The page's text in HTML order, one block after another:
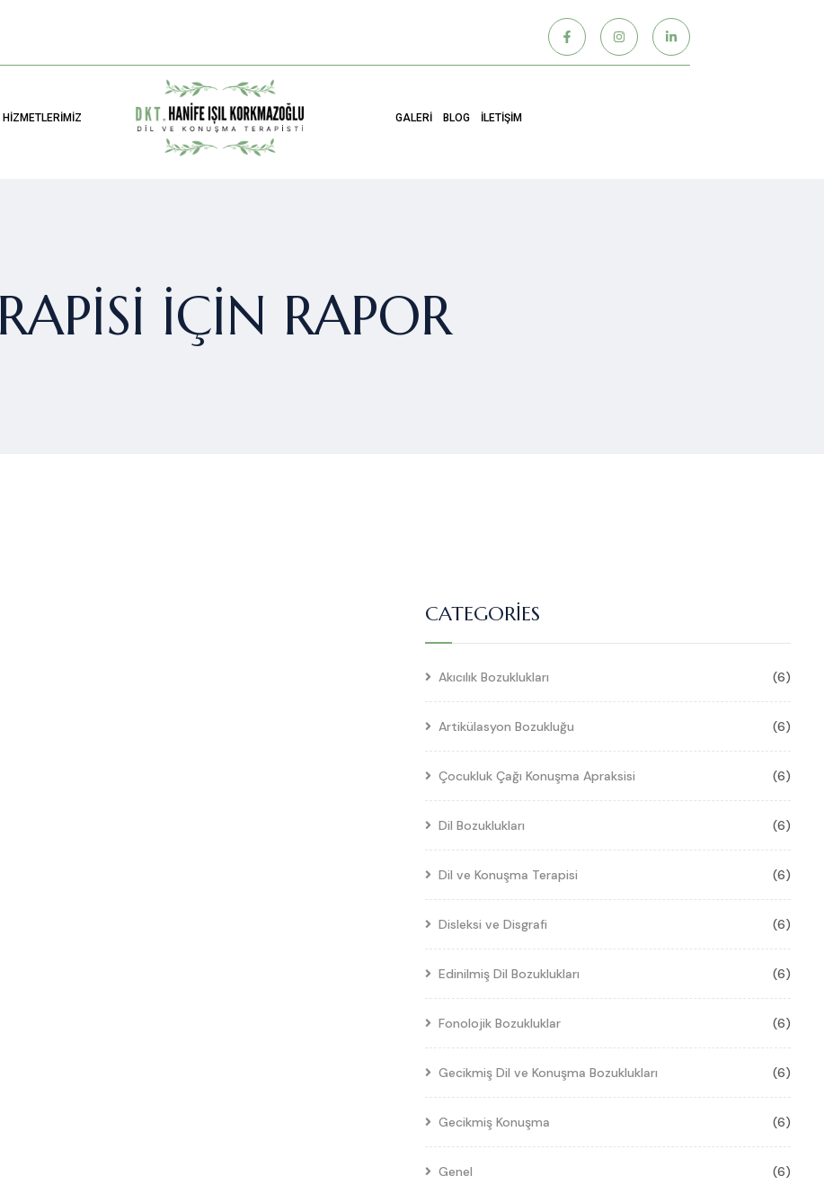
HIZMETLERIMIZ GALERI BLOG İLETIŞIM
IÇIN RAPOR
CATEGORIES
Akıcılık Bozuklukları (6)
Artikülasyon Bozukluğu (6)
Çocukluk Çağı Konuşma Apraksisi (6)
Dil Bozuklukları (6)
Dil ve Konuşma Terapisi (6)
Disleksi ve Disgrafi (6)
Edinilmiş Dil Bozuklukları (6)
Fonolojik Bozukluklar (6)
Gecikmiş Dil ve Konuşma Bozuklukları (6)
Gecikmiş Konuşma (6)
Genel (6)